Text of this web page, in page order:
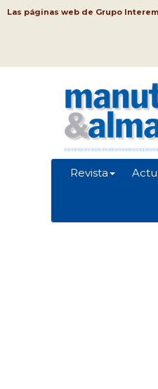
Las páginas web de Grupo
Revista